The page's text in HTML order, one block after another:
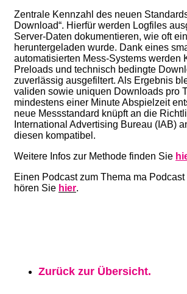
Zentrale Kennzahl des neuen
Download“. Hierfür werden Logfiles
Server-Daten dokumentieren, wie oft
heruntergeladen wurde. Dank eines
automatisierten Mess-Systems werden
Preloads und technisch bedingte
zuverlässig ausgefiltert. Als Ergebnis
validen sowie uniquen Downloads pro
mindestens einer Minute Abspielzeit
neue Messstandard knüpft an die
International Advertising Bureau (IAB)
diesen kompatibel.
Weitere Infos zur Methode finden Sie
Einen Podcast zum Thema ma
hören Sie hier.
Zurück zur Übersicht.